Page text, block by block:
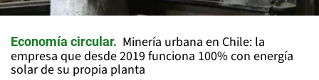
Economía circular
Minería urbana en Chile: la
empresa que desde 2019 funciona 100% con energía
solar de su propia planta